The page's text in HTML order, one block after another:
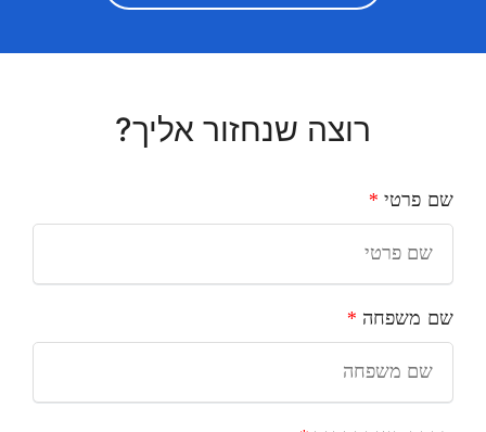
רוצה שנחזור אליך?
שם פרטי *
שם משפחה *